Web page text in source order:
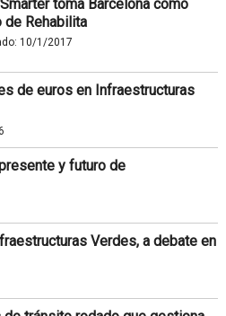
toma Barcelona como
Rehabilita
10/1/2017
de euros en Infraestructuras
y futuro de
Verdes, a debate en